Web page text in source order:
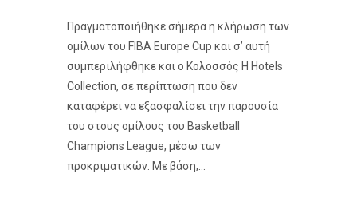
Πραγματοποιήθηκε σήμερα η κλήρωση των
ομίλων του FIBA Europe Cup και σ’ αυτή
συμπεριλήφθηκε και ο Κολοσσός H Hotels
Collection, σε περίπτωση που δεν
καταφέρει να εξασφαλίσει την παρουσία
του στους ομίλους του Basketball
Champions League, μέσω των
προκριματικών. Με βάση,...